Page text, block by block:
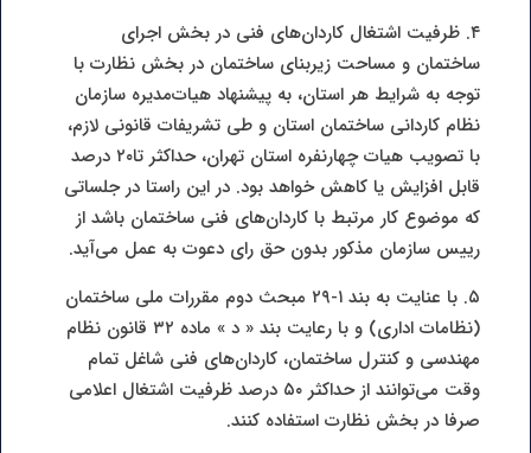
۴. ظرفیت اشتغال کاردان‌های فنی در بخش اجرای
ساختمان و مساحت زیربنای ساختمان در بخش نظارت با
توجه به شرایط هر استان، به پیشنهاد هیات‌مدیره سازمان
نظام کاردانی ساختمان استان و طی تشریفات قانونی لازم،
با تصویب هیات چهارنفره استان تهران، حداکثر تا۲۰ درصد
قابل افزایش یا کاهش خواهد بود. در این راستا در جلساتی
که موضوع کار مرتبط با کاردان‌های فنی ساختمان باشد از
رییس سازمان مذکور بدون حق رای دعوت به عمل می‌آید.
۵. با عنایت به بند ۱-۲۹ مبحث دوم مقررات ملی ساختمان
(نظامات اداری) و با رعایت بند « د » ماده ۳۲ قانون نظام
مهندسی و کنترل ساختمان، کاردان‌های فنی شاغل تمام
وقت می‌توانند از حداکثر ۵۰ درصد ظرفیت اشتغال اعلامی
صرفا در بخش نظارت استفاده کنند.